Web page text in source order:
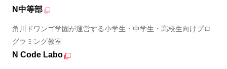
N中等部
角川ドワンゴ学園が運営する小学生・中学生・高校生向けプロ
グラミング教室
N Code Labo